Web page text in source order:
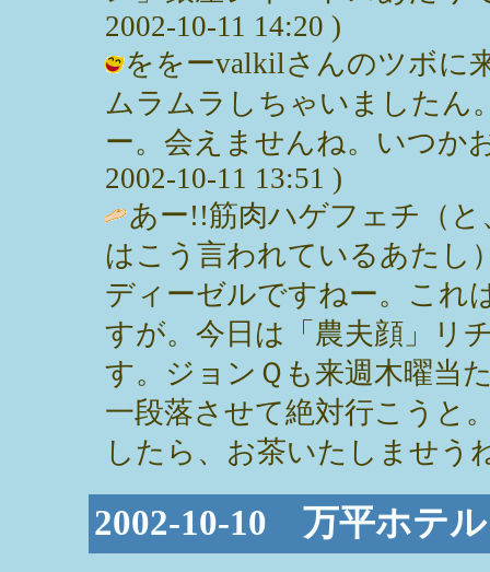
2002-10-11 14:20 )
ををーvalkilさんのツボに
ムラムラしちゃいましたん
ー。会えませんね。いつか
2002-10-11 13:51 )
あー!!筋肉ハゲフェチ（
はこう言われているあたし
ディーゼルですねー。これ
すが。今日は「農夫顔」リ
す。ジョンＱも来週木曜当
一段落させて絶対行こうと
したら、お茶いたしませう
2002-10-10 万平ホテ